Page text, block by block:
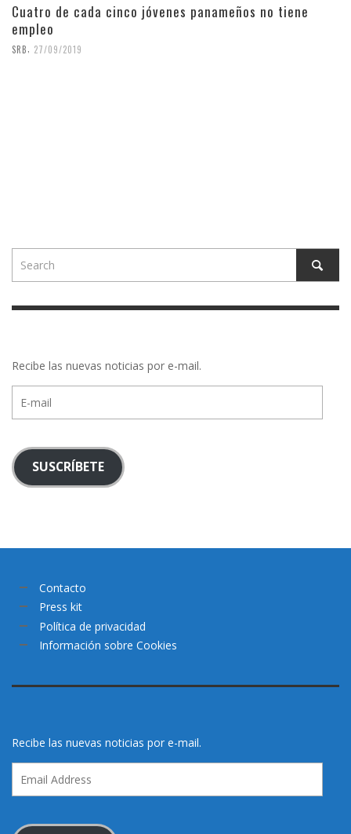
Cuatro de cada cinco jóvenes panameños no tiene
empleo
SRB 27/09/2019
Recibe las nuevas noticias por e-mail.
mail
SUSCRÍBETE
Contacto
Press kit
Política de privacidad
Información sobre Cookies
Recibe las nuevas noticias por e-mail.
Address